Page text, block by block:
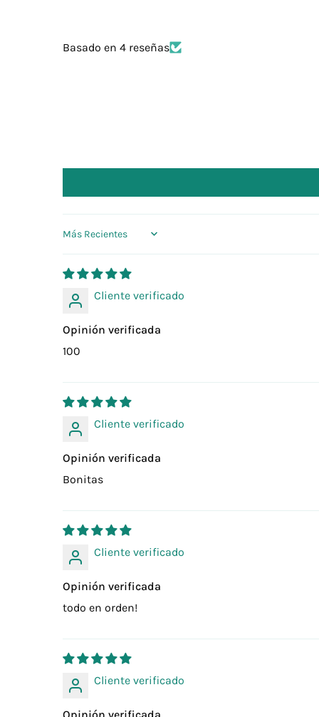
Basado en 4 reseñas
Sort by
Cliente verificado
Opinión verificada
100
Cliente verificado
Opinión verificada
Bonitas
Cliente verificado
Opinión verificada
todo en orden!
Cliente verificado